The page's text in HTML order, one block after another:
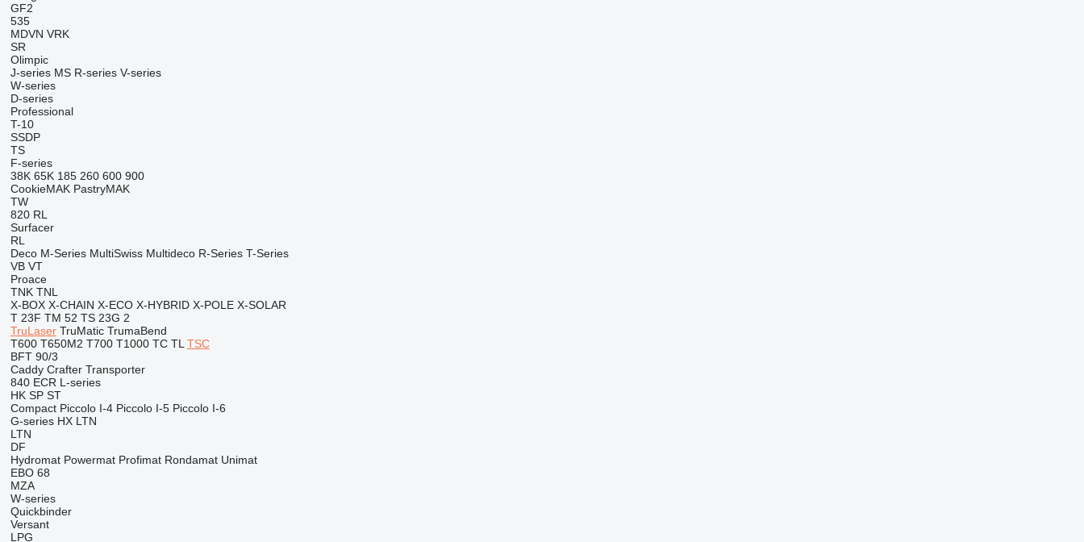
GF2
535
MDVN VRK
SR
Olimpic
J-series MS R-series V-series
W-series
D-series
Professional
T-10
SSDP
TS
F-series
38K 65K 185 260 600 900
CookieMAK PastryMAK
TW
820 RL
Surfacer
RL
Deco M-Series MultiSwiss Multideco R-Series T-Series
VB VT
Proace
TNK TNL
X-BOX X-CHAIN X-ECO X-HYBRID X-POLE X-SOLAR
T 23F TM 52 TS 23G 2
TruLaser TruMatic TrumaBend
T600 T650M2 T700 T1000 TC TL TSC
BFT 90/3
Caddy Crafter Transporter
840 ECR L-series
HK SP ST
Compact Piccolo I-4 Piccolo I-5 Piccolo I-6
G-series HX LTN
LTN
DF
Hydromat Powermat Profimat Rondamat Unimat
EBO 68
MZA
W-series
Quickbinder
Versant
LPG